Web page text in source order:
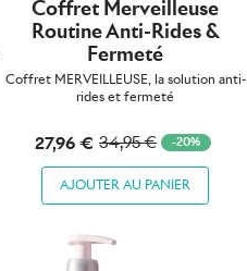
Coffret Merveilleuse
Routine Anti-Rides &
Fermeté
Coffret MERVEILLEUSE, la solution anti-
rides et fermeté
27,96 € 34,95 € -20%
AJOUTER AU PANIER